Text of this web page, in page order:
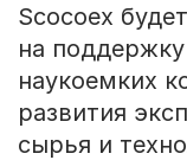
Scocoex
на
наукоемких
развития
сырья и